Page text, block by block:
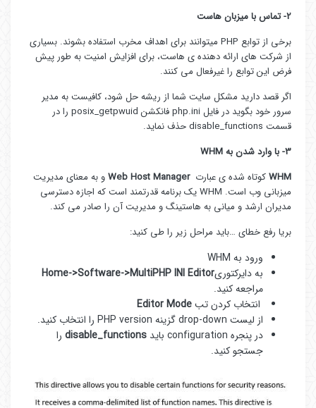
2- تماس با میزبان هاست
برخی از توابع PHP میتوانند برای اهداف مخرب استفاده بشوند. بسیاری
از شرکت های ارائه دهنده ی هاست، برای افزایش امنیت به طور پیش
فرض این توابع را غیرفعال می کنند.
اگر قصد دارید مشکل سایت شما از ریشه حل شود، کافیست به مدیر
سرور خود بگوید در فایل php.ini فانکشن posix_getpwuid را در
قسمت disable_functions حذف نماید.
3- با وارد شدن به WHM
WHMکوتاه شده ی عبارتWeb Host Managerو به معنای مدیریت
میزبانی وب است. WHM یک برنامه قدرتمند است که اجازه دسترسی
مدیران ارشد و میانی به هاستینگ و مدیریت آن را صادر می کند.
بریا رفع خطای …باید مراحل زیر را طی کنید:
ورود به WHM
به دایرکتوریHome->Software->MultiPHP INI Editor
مراجعه کنید.
انتخاب کردن تبEditor Mode
از لیست drop-down گزینه PHP version را انتخاب کنید.
در پنجره configuration باید
disable_functions را
جستجو کنید.